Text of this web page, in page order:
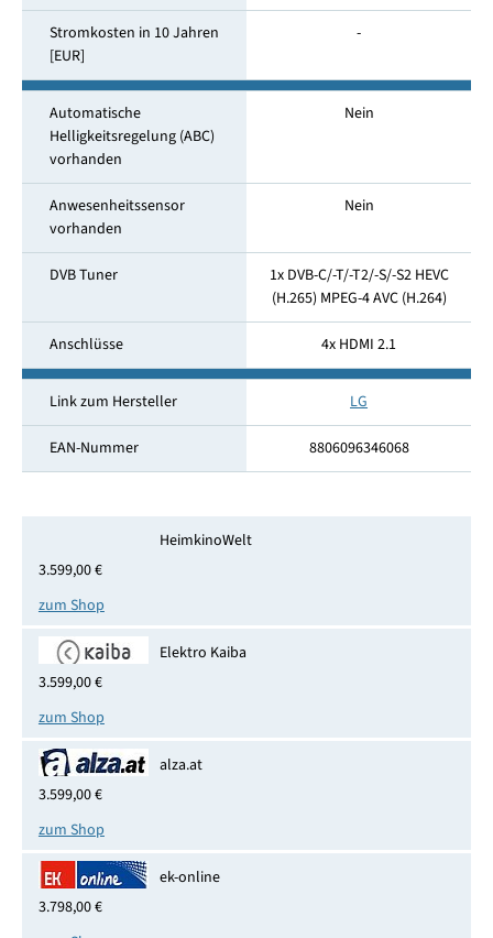
Stromkosten in 10 Jahren
[EUR]
-
Automatische
Helligkeitsregelung (ABC)
vorhanden
Nein
Anwesenheitssensor
vorhanden
Nein
DVB Tuner
1x DVB-C/-T/-T2/-S/-S2 HEVC
(H.265) MPEG-4 AVC (H.264)
Anschlüsse 4x HDMI 2.1
Link zum Hersteller LG
EAN-Nummer 8806096346068
HeimkinoWelt
3.599,00 €
zum Shop
Elektro Kaiba
3.599,00 €
zum Shop
alza.at
3.599,00 €
zum Shop
ek-online
3.798,00 €